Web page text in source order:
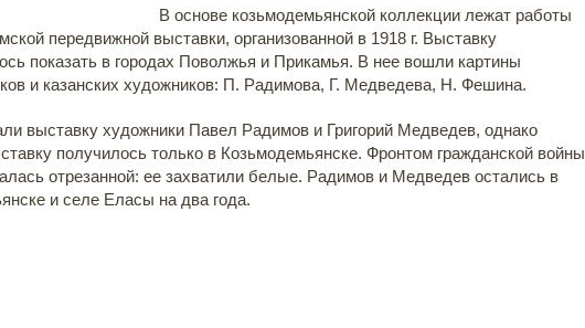
В основе козьмодемьянской коллекции лежат работы
передвижной выставки, организованной в 1918 г. Выставку
показать в городах Поволжья и Прикамья. В нее вошли картины
и казанских художников: П. Радимова, Г. Медведева, Н. Фешина.
выставку художники Павел Радимов и Григорий Медведев, однако
получилось только в Козьмодемьянске. Фронтом гражданской войны
отрезанной: ее захватили белые. Радимов и Медведев остались в
и селе Еласы на два года.